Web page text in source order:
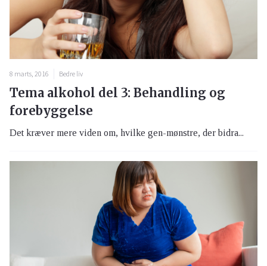
8 marts, 2016 Bedre liv
Tema alkohol del 3: Behandling og
forebyggelse
Det kræver mere viden om, hvilke gen-mønstre, der bidra...